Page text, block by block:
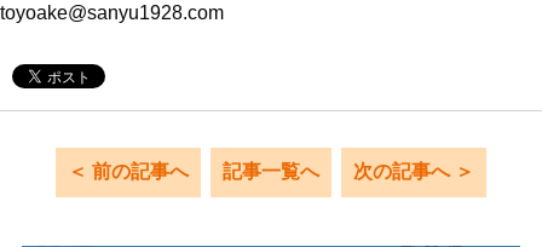
toyoake@sanyu1928.com
＜ 前の記事へ 記事一覧へ 次の記事へ ＞